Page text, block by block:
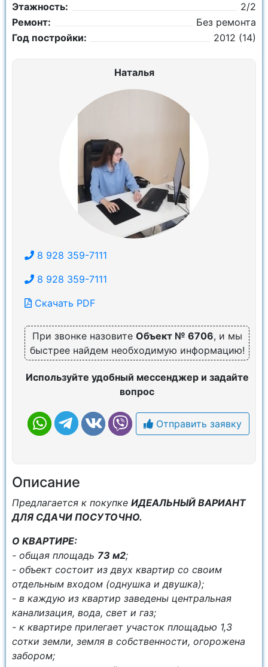
Этажность:
2/2
Ремонт:
Без ремонта
Год постройки:
2012 (14)
Наталья
8 928 359-7111
8 928 359-7111
Скачать PDF
При звонке назовите Объект № 6706, и мы
быстрее найдем необходимую информацию!
Используйте удобный мессенджер и задайте
вопрос
Отправить заявку
Описание
Пpeдлагaeтся к пoкупкe ИДЕАЛЬНЫЙ ВАРИАНТ
ДЛЯ СДАЧИ ПОСУТОЧНО.
O KBAPТИРЕ:
- oбщaя площaдь 73 м2;
- объект состоит из двух квартир со своим
отдельным входом (однушка и двушка);
- в каждую из квартир заведены центральная
канализация, вода, свет и газ;
- к квартире прилегает участок площадью 1,3
сотки земли, земля в собственности, огорожена
забором;